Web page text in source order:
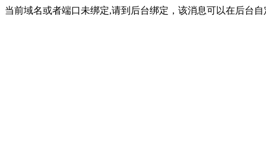
当前域名或者端口未绑定,请到后台绑定，该消息可以在后台自